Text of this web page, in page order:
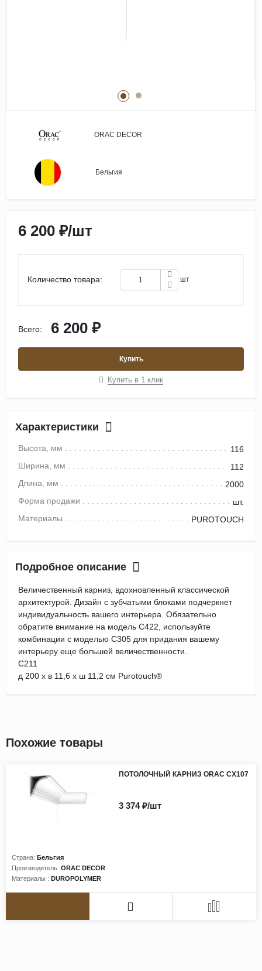
ORAC DECOR
Бельгия
6 200 ₽/шт
Количество товара: шт
Всего: 6 200 ₽
Купить
Купить в 1 клик
Характеристики
Высота, мм
116
Ширина, мм
112
Длина, мм
2000
Форма продажи
шт.
Материалы
PUROTOUCH
Подробное описание
Величественный карниз, вдохновленный классической
архитектурой. Дизайн с зубчатыми блоками подчеркнет
индивидуальность вашего интерьера. Обязательно
обратите внимание на модель C422, используйте
комбинации с моделью C305 для придания вашему
интерьеру еще большей величественности.
C211
д 200 x в 11,6 x ш 11,2 см Purotouch®
Похожие товары
ПОТОЛОЧНЫЙ КАРНИЗ ORAC CX107
Страна: Бельгия
Производитель: ORAC DECOR
Материалы : DUROPOLYMER
3 374 ₽/шт